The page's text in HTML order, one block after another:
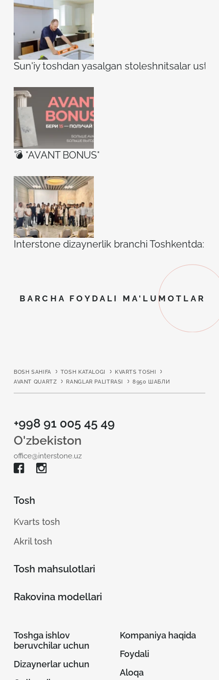
Sun'iy toshdan yasalgan stoleshnitsalar
💣 *AVANT BONUS*
Interstone dizaynerlik branchi Toshkentda:
BARCHA FOYDALI MA'LUMOTLAR
BOSH SAHIFA TOSH KATALOGI
KVARTS TOSHI
AVANT QUARTZ
RANGLAR PALITRASI 8950 ШАБЛИ
+998 91 005 45 49
O'zbekiston
office@interstone.uz
Tosh
Kvarts tosh
Akril tosh
Tosh mahsulotlari
Rakovina modellari
Toshga ishlov
beruvchilar uchun
Dizaynerlar uchun
Kompaniya haqida
Foydali
Aloqa